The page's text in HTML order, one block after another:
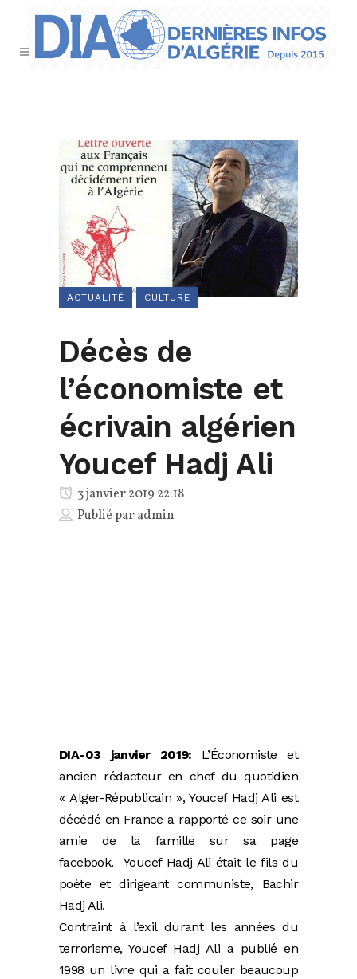
ACTUALITÉ CULTURE
Décès de
l’économiste et
écrivain algérien
Youcef Hadj Ali
3 janvier 2019 22:18
Publié paradmin
DIA-03 janvier 2019: L’Économiste et
ancien rédacteur en chef du quotidien
« Alger-Républicain », Youcef Hadj Ali est
décédé en France a rapporté ce soir une
amie de la famille sur sa page
facebook. Youcef Hadj Ali était le fils du
poète et dirigeant communiste, Bachir
Hadj Ali.
Contraint à l’exil durant les années du
terrorisme, Youcef Hadj Ali a publié en
1998 un livre qui a fait couler beaucoup